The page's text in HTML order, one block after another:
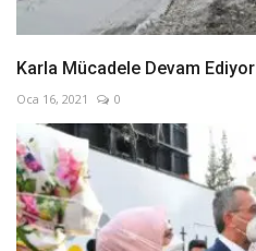
Karla Mücadele Devam Ediyor
Oca 16, 2021 0